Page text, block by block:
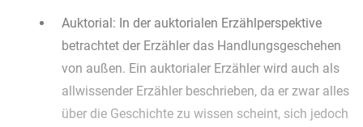
Auktorial: In der auktorialen Erzählperspektive
betrachtet der Erzähler das Handlungsgeschehen
von außen. Ein auktorialer Erzähler wird auch als
allwissender Erzähler beschrieben, da er zwar alles
über die Geschichte zu wissen scheint, sich jedoch